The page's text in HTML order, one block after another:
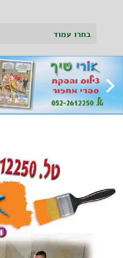
בחרו עמוד